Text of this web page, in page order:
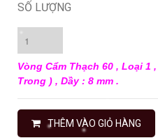
SỐ LƯỢNG
Vòng Cẩm Thạch 60 , Loại 1
Trong ) , Dầy : 8 mm .
THÊM VÀO GIỎ HÀNG